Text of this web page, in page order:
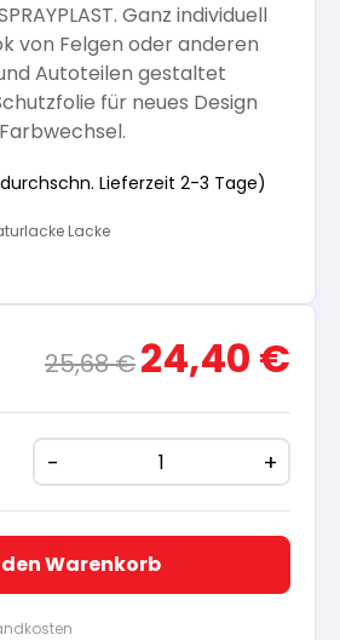
Ganz individuell
von Felgen oder anderen
Autoteilen gestaltet
für neues Design
Lieferzeit 2-3 Tage)
Lacke
25,68€
Ursprünglicher
Preis
24,40 €
Warenkorb